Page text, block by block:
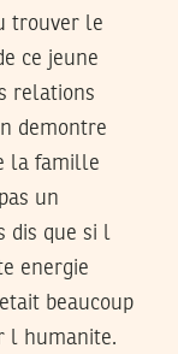
trouver le
ce jeune
relations
demontre
la famille
un
dis que si l
energie
beaucoup
l humanite.